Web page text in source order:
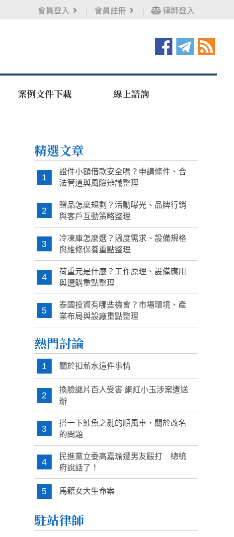
會員登入 會員註冊 律師登入
案例文件下載 線上諮詢
精選文章
1
證件小額借款安全嗎？申請條件、合
法管道與風險辨識整理
2
贈品怎麼規劃？活動曝光、品牌行銷
與客戶互動策略整理
3
冷凍庫怎麼選？溫度需求、設備規格
與維修保養重點整理
4
荷重元是什麼？工作原理、設備應用
與選購重點整理
5
泰國投資有哪些機會？市場環境、產
業布局與設廠重點整理
熱門討論
1 關於扣薪水這件事情
2
換臉謎片百人受害 網紅小玉涉案遭送
辦
3
搭一下鮭魚之亂的順風車，關於改名
的問題
4
民進黨立委高嘉瑜遭男友毆打 總統
府說話了！
5 馬籍女大生命案
駐站律師